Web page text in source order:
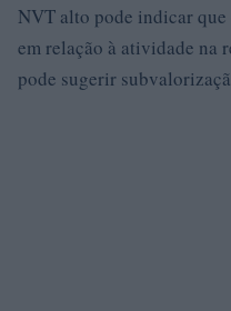
NVT alto pode indicar
em relação à atividade na
pode sugerir